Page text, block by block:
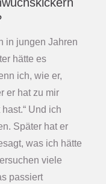
in jungen Jahren
hätte es
ich, wie er,
er hat zu mir
Und ich
Später hat er
was ich hätte
viele
passiert